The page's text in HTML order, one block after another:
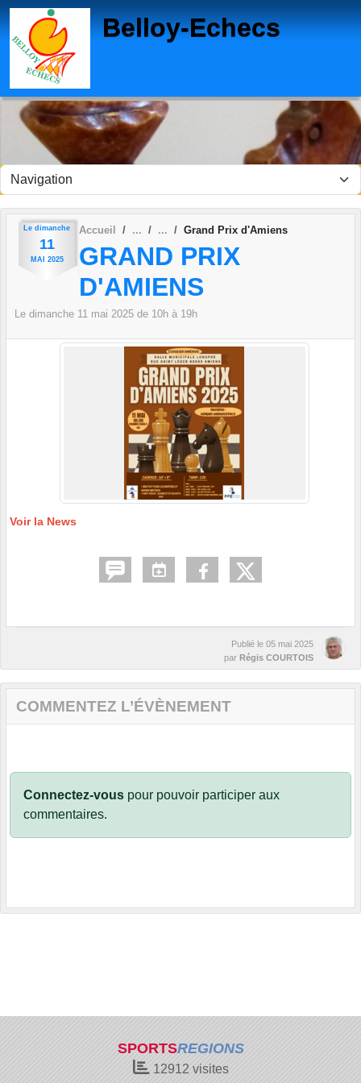
Belloy-Echecs
Le dimanche
11
MAI 2025
Accueil Grand Prix d'Amiens
GRAND PRIX
D'AMIENS
Le dimanche 11 mai 2025 de 10h à 19h
Voir la News
Publié le 05 mai 2025
par Régis COURTOIS
COMMENTEZ L’ÉVÈNEMENT
Connectez-vous pour pouvoir participer aux
commentaires.
SPORTSREGIONS
12912 visites
Panneau de gestion des cookies